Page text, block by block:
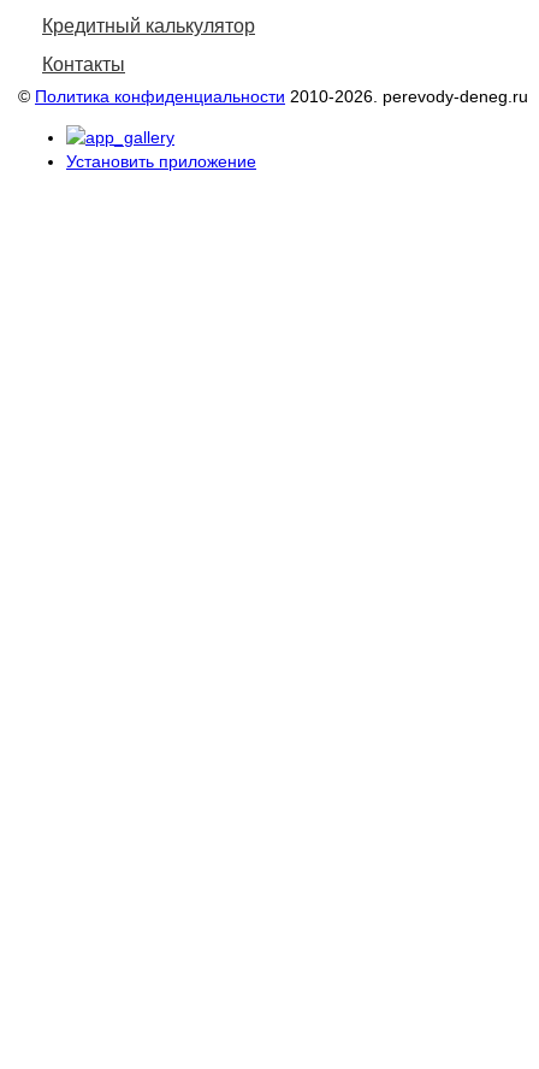
Кредитный калькулятор
Контакты
© Политика конфиденциальности 2010-2026. perevody-deneg.ru
Установить приложение